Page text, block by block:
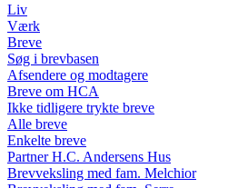
Liv
Værk
Breve
Søg i brevbasen
Afsendere og modtagere
Breve om HCA
Ikke tidligere trykte breve
Alle breve
Enkelte breve
Partner H.C. Andersens Hus
Brevveksling med fam. Melchior